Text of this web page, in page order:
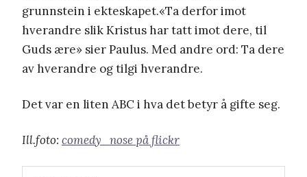
grunnstein i ekteskapet.«Ta derfor imot
hverandre slik Kristus har tatt imot dere, til
Guds ære» sier Paulus. Med andre ord: Ta dere
av hverandre og tilgi hverandre.
Det var en liten ABC i hva det betyr å gifte seg.
Ill.foto: comedy_nose på flickr